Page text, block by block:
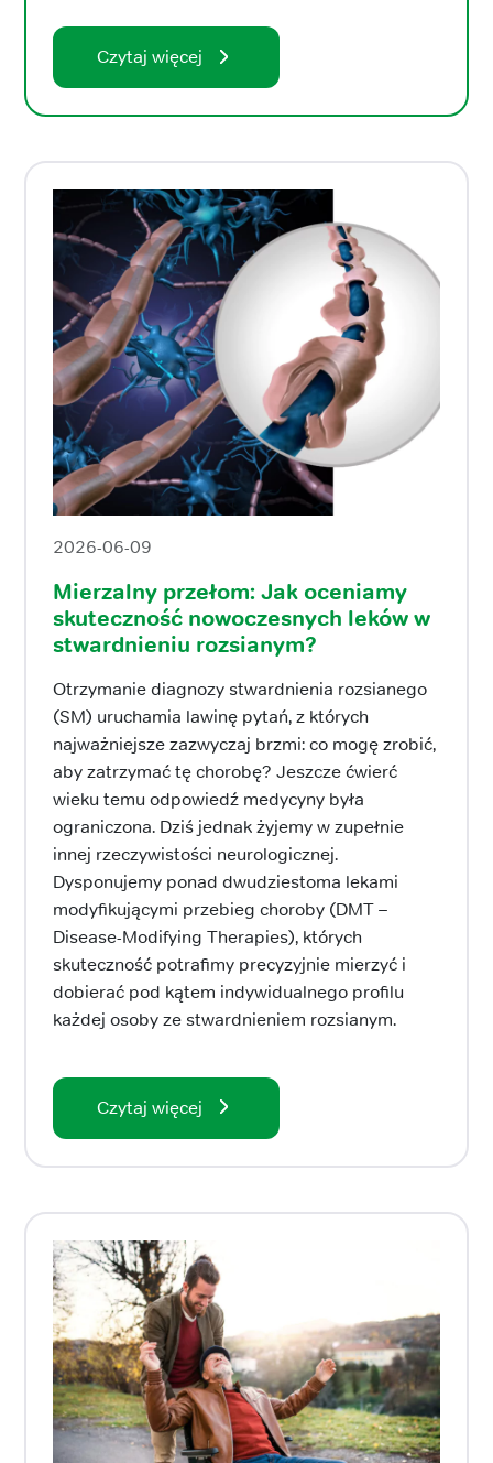
Czytaj więcej
2026-06-09
Mierzalny przełom: Jak oceniamy
skuteczność nowoczesnych leków w
stwardnieniu rozsianym?
Otrzymanie diagnozy stwardnienia rozsianego
(SM) uruchamia lawinę pytań, z których
najważniejsze zazwyczaj brzmi: co mogę zrobić,
aby zatrzymać tę chorobę? Jeszcze ćwierć
wieku temu odpowiedź medycyny była
ograniczona. Dziś jednak żyjemy w zupełnie
innej rzeczywistości neurologicznej.
Dysponujemy ponad dwudziestoma lekami
modyfikującymi przebieg choroby (DMT –
Disease-Modifying Therapies), których
skuteczność potrafimy precyzyjnie mierzyć i
dobierać pod kątem indywidualnego profilu
każdej osoby ze stwardnieniem rozsianym.
Czytaj więcej